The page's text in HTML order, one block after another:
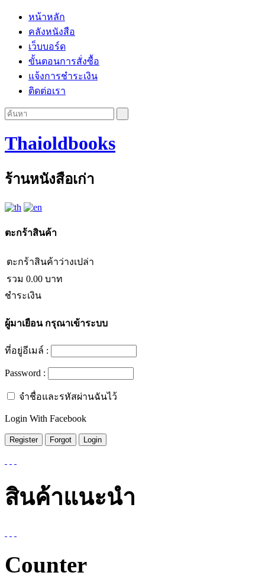
หน้าหลัก
คลังหนังสือ
เว็บบอร์ด
ขั้นตอนการสั่งซื้อ
แจ้งการชำระเงิน
ติดต่อเรา
Thaioldbooks
ร้านหนังสือเก่า
ตะกร้าสินค้า
ตะกร้าสินค้าว่างเปล่า
รวม 0.00 บาท
ชำระเงิน
ผู้มาเยือนกรุณาเข้าระบบ
ที่อยู่อีเมล์ :
Password :
จำชื่อและรหัสผ่านฉันไว้
Login With Facebook
สินค้าแนะนำ
Counter